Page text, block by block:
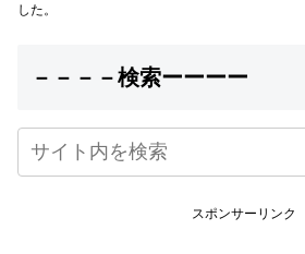
した。
－－－－検索ーーーー
スポンサーリンク